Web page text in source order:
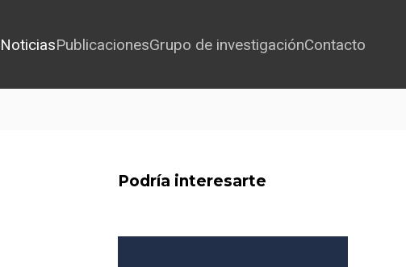
NoticiasPublicacionesGrupo de investigaciónContacto
Podría interesarte